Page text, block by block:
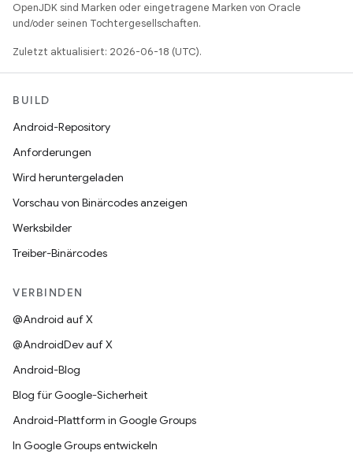
OpenJDK sind Marken oder eingetragene Marken von Oracle
und/oder seinen Tochtergesellschaften.
Zuletzt aktualisiert: 2026-06-18 (UTC).
BUILD
Android-Repository
Anforderungen
Wird heruntergeladen
Vorschau von Binärcodes anzeigen
Werksbilder
Treiber-Binärcodes
VERBINDEN
@Android auf X
@AndroidDev auf X
Android-Blog
Blog für Google-Sicherheit
Android-Plattform in Google Groups
In Google Groups entwickeln